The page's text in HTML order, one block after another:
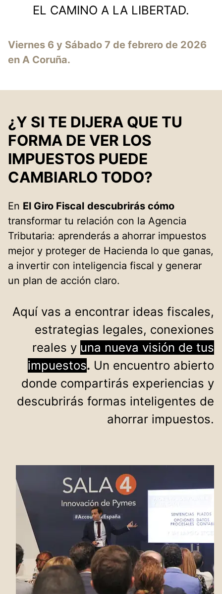
EL CAMINO A LA LIBERTAD.
Viernes 6 y Sábado 7 de febrero de 2026
en A Coruña.
¿Y SI TE DIJERA QUE TU
FORMA DE VER LOS
IMPUESTOS PUEDE
CAMBIARLO TODO?
En El Giro Fiscal descubrirás cómo
transformar tu relación con la Agencia
Tributaria: aprenderás a ahorrar impuestos
mejor y proteger de Hacienda lo que ganas,
a invertir con inteligencia fiscal y generar
un plan de acción claro.
Aquí vas a encontrar ideas fiscales,
estrategias legales, conexiones
reales y una nueva visión de tus
impuestos. Un encuentro abierto
donde compartirás experiencias y
descubrirás formas inteligentes de
ahorrar impuestos.